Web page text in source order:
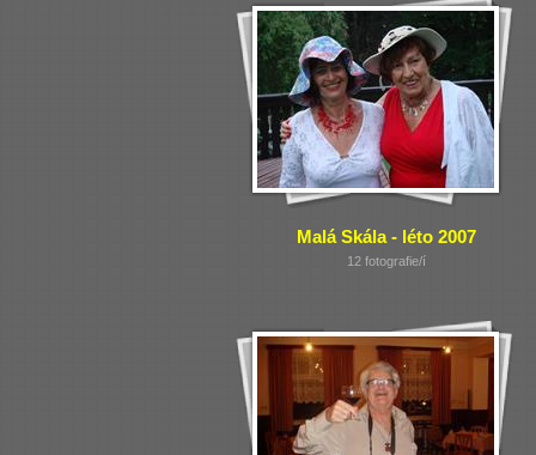
Malá Skála - léto 2007
12 fotografie/í